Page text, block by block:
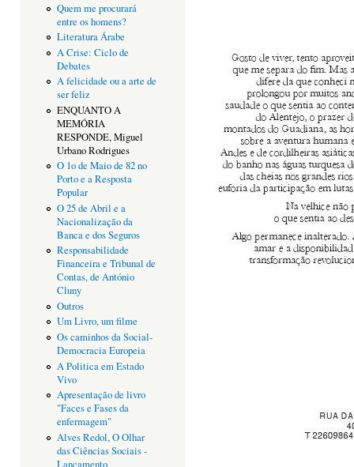
Quem me procurará
entre os homens?
Literatura Árabe
A Crise: Ciclo de
Debates
A felicidade ou a arte de
ser feliz
ENQUANTO A
MEMÓRIA
RESPONDE, Miguel
Urbano Rodrigues
O 1o de Maio de 82 no
Porto e a Resposta
Popular
O 25 de Abril e a
Nacionalização da
Banca e dos Seguros
Responsabilidade
Financeira e Tribunal de
Contas, de António
Cluny
Outros
Um Livro, um filme
Os caminhos da Social-
Democracia Europeia
A Politica em Estado
Vivo
Apresentação de livro
"Faces e Fases da
enfermagem"
Alves Redol, O Olhar
das Ciências Sociais -
Lançamento